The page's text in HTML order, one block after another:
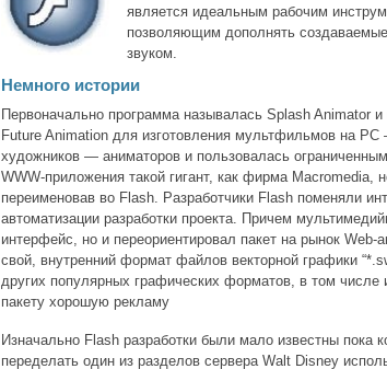
является идеальным рабочим
позволяющим дополнять
звуком.
Немного истории
Первоначально программа называлась Splash Animator
Future Animation для изготовления мультфильмов на
художников — аниматоров и пользовалась
WWW-приложения такой гигант, как фирма Macromedia,
переименовав во Flash. Разработчики Flash поменяли
автоматизации разработки проекта. Причем
интерфейс, но и переориентировал пакет на рынок
свой, внутренний формат файлов векторной графики
других популярных графических форматов, в том числе
пакету хорошую рекламу
Изначально Flash разработки были мало известны пока
переделать один из разделов сервера Walt Disney